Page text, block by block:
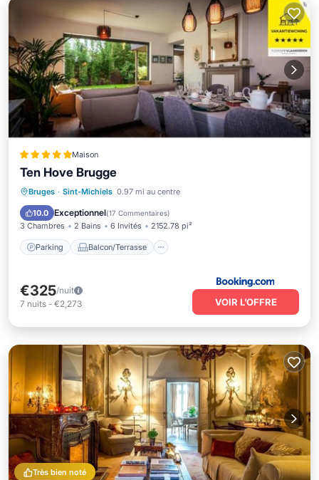
Maison
Ten Hove Brugge
Bruges · Sint-Michiels 0.97 mi au centre
10.0 Exceptionnel(17 Commentaires)
3 Chambres 2 Bains 6 Invités 2152.78 pi²
Parking Balcon/Terrasse
Parking Balcon/Terrasse
Climatisation
€325/nuit
7 nuits - €2,273 VOIR L’OFFRE
Très bien noté